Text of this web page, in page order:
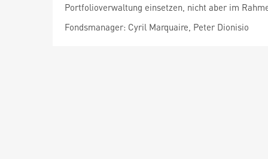
Portfolioverwaltung einsetzen, nicht aber im
Fondsmanager: Cyril Marquaire, Peter Dionisio